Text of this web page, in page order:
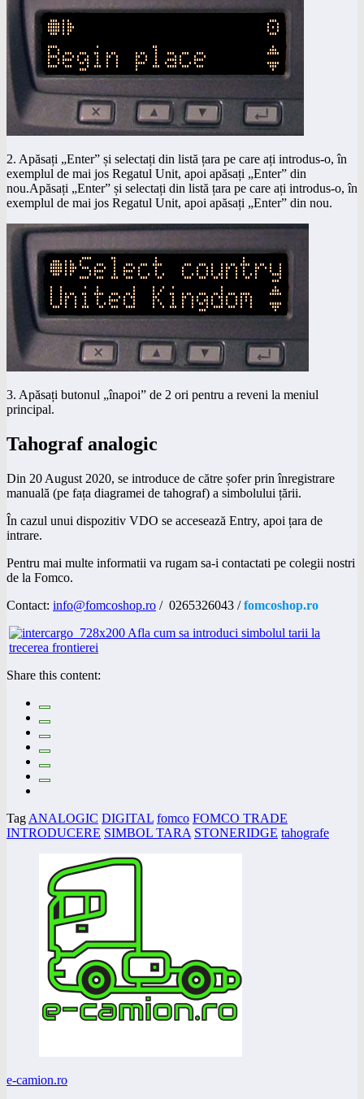
2. Apăsați „Enter” și selectați din listă țara pe care ați introdus-o, în
exemplul de mai jos Regatul Unit, apoi apăsați „Enter” din
nou.Apăsați „Enter” și selectați din listă țara pe care ați introdus-o, în
exemplul de mai jos Regatul Unit, apoi apăsați „Enter” din nou.
3. Apăsați butonul „înapoi” de 2 ori pentru a reveni la meniul
principal.
Tahograf analogic
Din 20 August 2020, se introduce de către șofer prin înregistrare
manuală (pe fața diagramei de tahograf) a simbolului țării.
În cazul unui dispozitiv VDO se accesează Entry, apoi țara de
intrare.
Pentru mai multe informatii va rugam sa-i contactati pe colegii nostri
de la Fomco.
Contact: info@fomcoshop.ro / 0265326043 /fomcoshop.ro
Share this content:
Tag ANALOGIC DIGITAL fomco FOMCO TRADE
INTRODUCERE SIMBOL TARA STONERIDGE tahografe
e-camion.ro